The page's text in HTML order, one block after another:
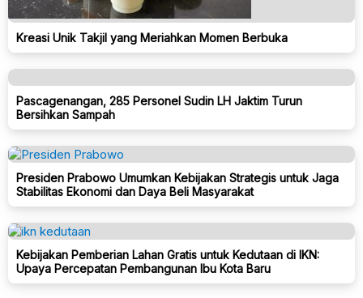
Kreasi Unik Takjil yang Meriahkan Momen Berbuka
Pascagenangan, 285 Personel Sudin LH Jaktim Turun
Bersihkan Sampah
Presiden Prabowo Umumkan Kebijakan Strategis untuk Jaga
Stabilitas Ekonomi dan Daya Beli Masyarakat
Kebijakan Pemberian Lahan Gratis untuk Kedutaan di IKN:
Upaya Percepatan Pembangunan Ibu Kota Baru